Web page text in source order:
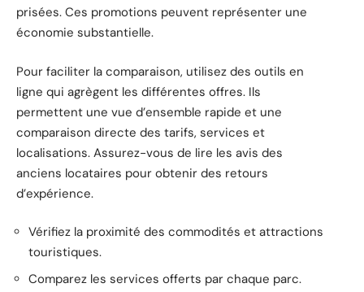
prisées. Ces promotions peuvent représenter une
économie substantielle.
Pour faciliter la comparaison, utilisez des outils en
ligne qui agrègent les différentes offres. Ils
permettent une vue d’ensemble rapide et une
comparaison directe des tarifs, services et
localisations. Assurez-vous de lire les avis des
anciens locataires pour obtenir des retours
d’expérience.
Vérifiez la proximité des commodités et attractions
touristiques.
Comparez les services offerts par chaque parc.